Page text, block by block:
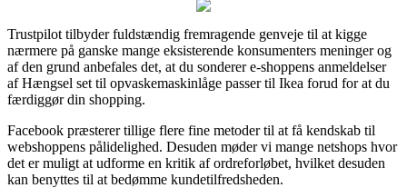
Trustpilot tilbyder fuldstændig fremragende genveje til at kigge
nærmere på ganske mange eksisterende konsumenters meninger og
af den grund anbefales det, at du sonderer e-shoppens anmeldelser
af Hængsel set til opvaskemaskinlåge passer til Ikea forud for at du
færdiggør din shopping.
Facebook præsterer tillige flere fine metoder til at få kendskab til
webshoppens pålidelighed. Desuden møder vi mange netshops hvor
det er muligt at udforme en kritik af ordreforløbet, hvilket desuden
kan benyttes til at bedømme kundetilfredsheden.